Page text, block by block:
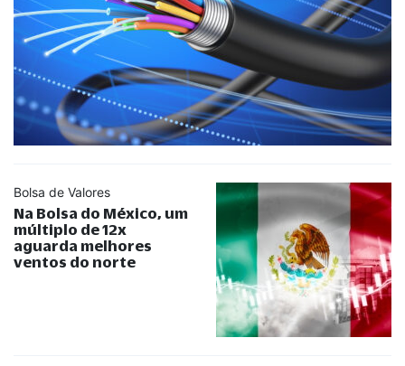
Bolsa de Valores
Na Bolsa do México, um
múltiplo de 12x
aguarda melhores
ventos do norte